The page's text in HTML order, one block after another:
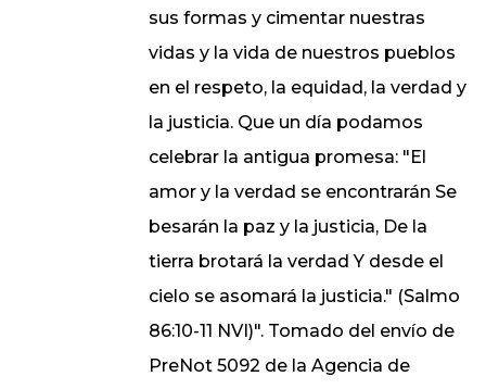
sus formas y cimentar nuestras
vidas y la vida de nuestros pueblos
en el respeto, la equidad, la verdad y
la justicia. Que un día podamos
celebrar la antigua promesa: "El
amor y la verdad se encontrarán Se
besarán la paz y la justicia, De la
tierra brotará la verdad Y desde el
cielo se asomará la justicia." (Salmo
86:10-11 NVI)". Tomado del envío de
PreNot 5092 de la Agencia de